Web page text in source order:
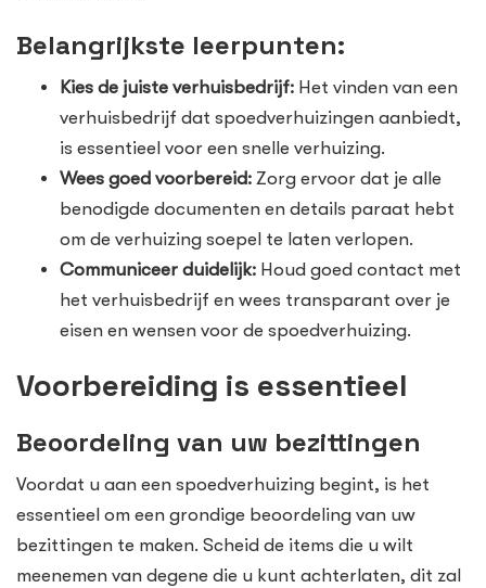
Belangrijkste leerpunten:
Kies de juiste verhuisbedrijf: Het vinden van een
verhuisbedrijf dat spoedverhuizingen aanbiedt,
is essentieel voor een snelle verhuizing.
Wees goed voorbereid: Zorg ervoor dat je alle
benodigde documenten en details paraat hebt
om de verhuizing soepel te laten verlopen.
Communiceer duidelijk: Houd goed contact met
het verhuisbedrijf en wees transparant over je
eisen en wensen voor de spoedverhuizing.
Voorbereiding is essentieel
Beoordeling van uw bezittingen
Voordat u aan een spoedverhuizing begint, is het
essentieel om een grondige beoordeling van uw
bezittingen te maken. Scheid de items die u wilt
meenemen van degene die u kunt achterlaten, dit zal